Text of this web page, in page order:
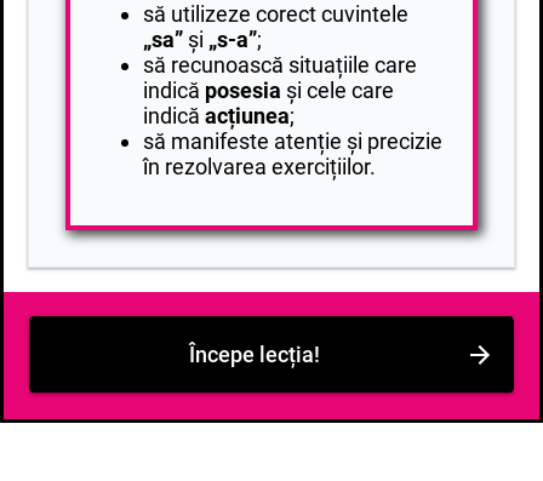
să utilizeze corect cuvintele
„sa” și „s-a”;
să recunoască situațiile care
indică posesia și cele care
indică acțiunea;
să manifeste atenție și precizie
în rezolvarea exercițiilor.
Începe lecția!